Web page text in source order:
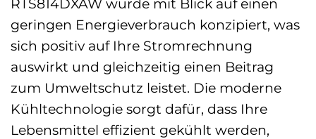
RTS814DXAW wurde mit Blick auf einen
geringen Energieverbrauch konzipiert, was
sich positiv auf Ihre Stromrechnung
auswirkt und gleichzeitig einen Beitrag
zum Umweltschutz leistet. Die moderne
Kühltechnologie sorgt dafür, dass Ihre
Lebensmittel effizient gekühlt werden,